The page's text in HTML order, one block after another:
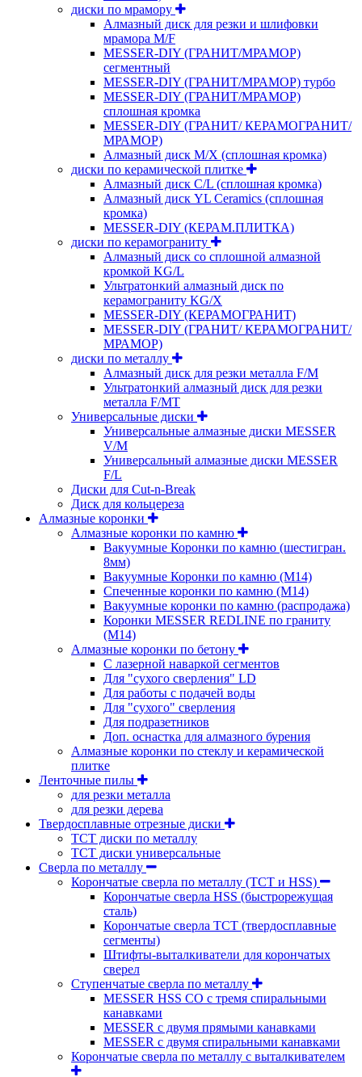
диски по мрамору
Алмазный диск для резки и шлифовки
мрамора M/F
MESSER-DIY (ГРАНИТ/МРАМОР)
сегментный
MESSER-DIY (ГРАНИТ/МРАМОР) турбо
MESSER-DIY (ГРАНИТ/МРАМОР)
сплошная кромка
MESSER-DIY (ГРАНИТ/ КЕРАМОГРАНИТ/
МРАМОР)
Алмазный диск M/X (сплошная кромка)
диски по керамической плитке
Алмазный диск C/L (сплошная кромка)
Алмазный диск YL Ceramics (сплошная
кромка)
MESSER-DIY (КЕРАМ.ПЛИТКА)
диски по керамограниту
Алмазный диск со сплошной алмазной
кромкой KG/L
Ультратонкий алмазный диск по
керамограниту KG/X
MESSER-DIY (КЕРАМОГРАНИТ)
MESSER-DIY (ГРАНИТ/ КЕРАМОГРАНИТ/
МРАМОР)
диски по металлу
Алмазный диск для резки металла F/M
Ультратонкий алмазный диск для резки
металла F/MT
Универсальные диски
Универсальные алмазные диски MESSER
V/M
Универсальный алмазные диски MESSER
F/L
Диски для Cut-n-Break
Диск для кольцереза
Алмазные коронки
Алмазные коронки по камню
Вакуумные Коронки по камню (шестигран.
8мм)
Вакуумные Коронки по камню (M14)
Спеченные коронки по камню (M14)
Вакуумные коронки по камню (распродажа)
Коронки MESSER REDLINE по граниту
(М14)
Алмазные коронки по бетону
С лазерной наваркой сегментов
Для "сухого сверления" LD
Для работы с подачей воды
Для "сухого" сверления
Для подразетников
Доп. оснастка для алмазного бурения
Алмазные коронки по стеклу и керамической
плитке
Ленточные пилы
для резки металла
для резки дерева
Твердосплавные отрезные диски
ТСТ диски по металлу
ТСТ диски универсальные
Сверла по металлу
Корончатые сверла по металлу (TCT и HSS)
Корончатые сверла HSS (быстрорежущая
сталь)
Корончатые сверла TCT (твердосплавные
сегменты)
Штифты-выталкиватели для корончатых
сверел
Ступенчатые сверла по металлу
MESSER HSS CО с тремя спиральными
канавками
MESSER с двумя прямыми канавками
MESSER с двумя спиральными канавками
Корончатые сверла по металлу c выталкивателем